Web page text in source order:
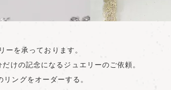
を承っております。
けの記念になるジュエリーのご依頼。
ングをオーダーする。